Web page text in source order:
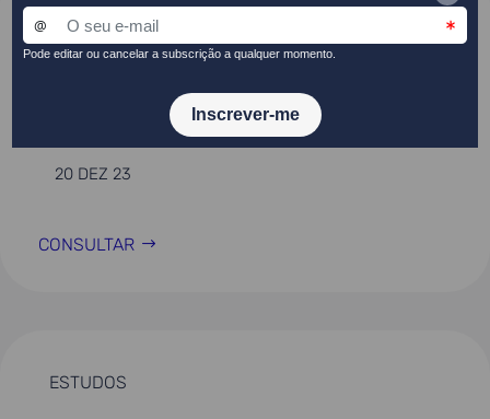
ESTUDOS
Relatório de avaliação ao
Orçamento Participativo Jovem
20 DEZ 23
CONSULTAR
ESTUDOS